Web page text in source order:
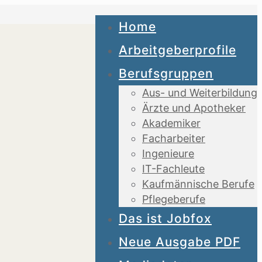
Home
Arbeitgeberprofile
Berufsgruppen
Aus- und Weiterbildung
Ärzte und Apotheker
Akademiker
Facharbeiter
Ingenieure
IT-Fachleute
Kaufmännische Berufe
Pflegeberufe
Das ist Jobfox
Neue Ausgabe PDF